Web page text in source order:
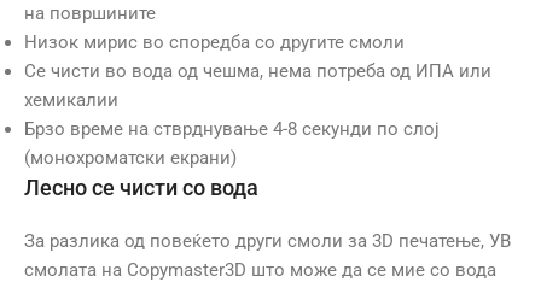
на површините
Низок мирис во споредба со другите смоли
Се чисти во вода од чешма, нема потреба од ИПА или
хемикалии
Брзо време на стврднување 4-8 секунди по слој
(монохроматски екрани)
Лесно се чисти со вода
За разлика од повеќето други смоли за 3D печатење, УВ
смолата на Copymaster3D што може да се мие со вода